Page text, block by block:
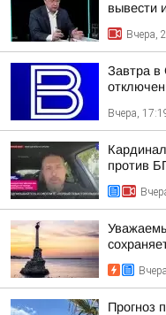
вывести
Вчера,
Завтра в
Вчера,
против
Прогноз